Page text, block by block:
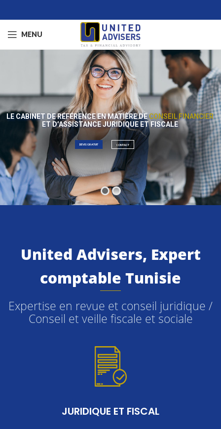
MENU
LE CABINET DE RÉFÉRENCE EN MATIÈREDECONSEIL FINANCIER
ET D’ASSISTANCE JURIDIQUE ET FISCALE
DEVIS GRATUIT CONTACT
United Advisers, Expert
comptable Tunisie
Expertise en revue et conseil juridique /
Conseil et veille fiscale et sociale
JURIDIQUE ET FISCAL